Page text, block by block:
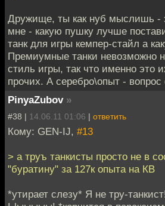
Дружище, ты как нуб мыслишь -
мне - какую пушку лучше
танк для игры кемпер-стайл а
Премиумные танки невозможно
стиль игры, так что именно это
прочих. А серебро\опыт -
PinyaZubov »
#38 | 14.06.11 01:06 | ответить
Кому: GEN-IJ, #13
> а труъ танкисты просто не в
"буратину" за 127к опыта на КВ
*утирает слезу* Я не тру-